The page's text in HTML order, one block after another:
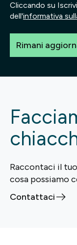
Cliccando su
dell'informativa
Rimani
Raccontaci il
cosa possiamo
Contattaci